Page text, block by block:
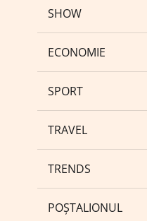
SHOW
ECONOMIE
SPORT
TRAVEL
TRENDS
POȘTALIONUL